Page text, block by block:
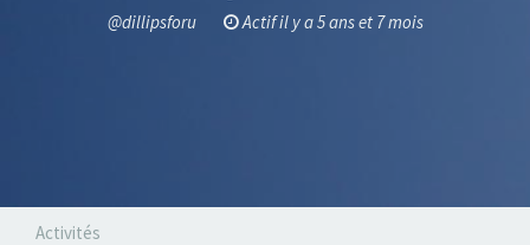
@dillipsforu Actif il y a 5 ans et 7 mois
Activités